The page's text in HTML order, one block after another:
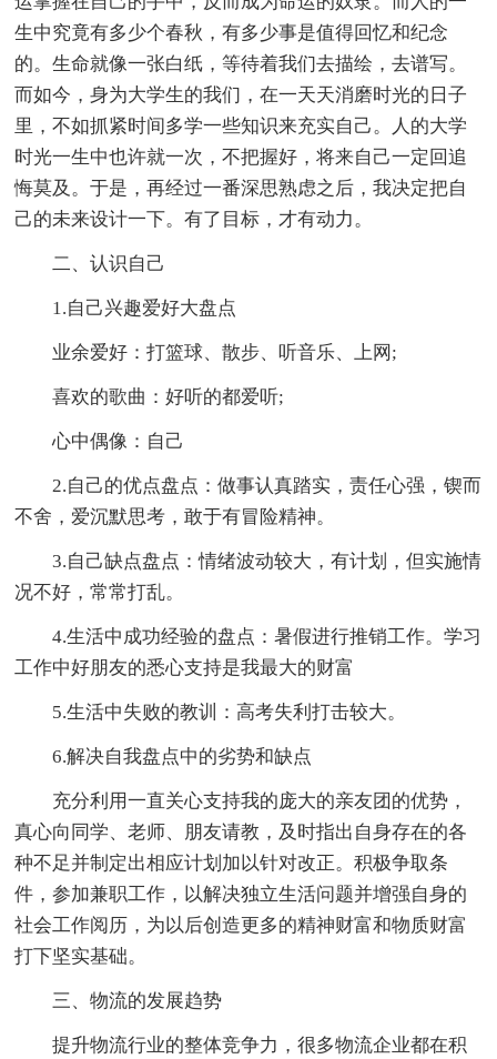
生中究竟有多少个春秋，有多少事是值得回忆和纪念
的。生命就像一张白纸，等待着我们去描绘，去谱写。
而如今，身为大学生的我们，在一天天消磨时光的日子
里，不如抓紧时间多学一些知识来充实自己。人的大学
时光一生中也许就一次，不把握好，将来自己一定回追
悔莫及。于是，再经过一番深思熟虑之后，我决定把自
己的未来设计一下。有了目标，才有动力。
二、认识自己
1.自己兴趣爱好大盘点
业余爱好：打篮球、散步、听音乐、上网;
喜欢的歌曲：好听的都爱听;
心中偶像：自己
2.自己的优点盘点：做事认真踏实，责任心强，锲而
不舍，爱沉默思考，敢于有冒险精神。
3.自己缺点盘点：情绪波动较大，有计划，但实施情
况不好，常常打乱。
4.生活中成功经验的盘点：暑假进行推销工作。学习
工作中好朋友的悉心支持是我最大的财富
5.生活中失败的教训：高考失利打击较大。
6.解决自我盘点中的劣势和缺点
充分利用一直关心支持我的庞大的亲友团的优势，
真心向同学、老师、朋友请教，及时指出自身存在的各
种不足并制定出相应计划加以针对改正。积极争取条
件，参加兼职工作，以解决独立生活问题并增强自身的
社会工作阅历，为以后创造更多的精神财富和物质财富
打下坚实基础。
三、物流的发展趋势
提升物流行业的整体竞争力，很多物流企业都在积